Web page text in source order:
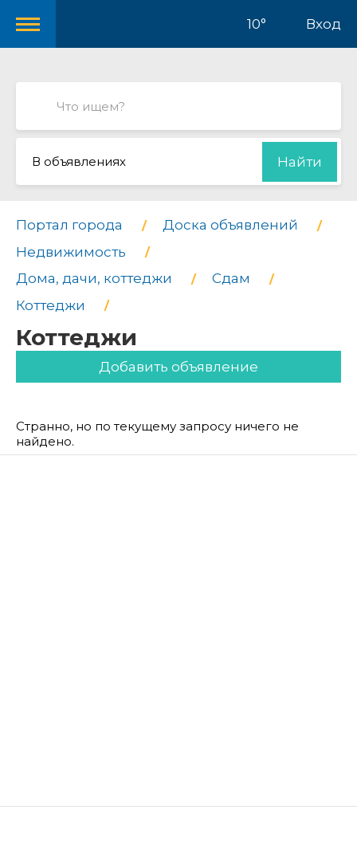
10° Вход
В объявлениях Найти
Портал города
Доска объявлений
Недвижимость
Дома, дачи, коттеджи
Сдам
Коттеджи
Коттеджи
Добавить объявление
Странно, но по текущему запросу ничего не
найдено.